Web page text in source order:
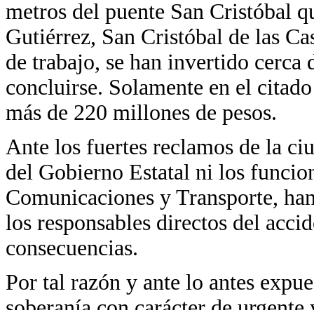
metros del puente San Cristóbal
Gutiérrez, San Cristóbal de las
de trabajo, se han invertido
concluirse. Solamente en el
más de 220 millones de pesos.
Ante los fuertes reclamos de la
del Gobierno Estatal ni los
Comunicaciones y Transporte,
los responsables directos del
consecuencias.
Por tal razón y ante lo antes